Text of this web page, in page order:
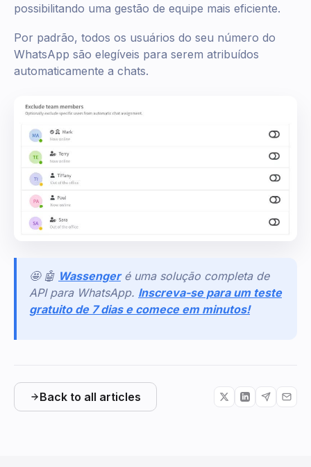
possibilitando uma gestão de equipe mais eficiente.
Por padrão, todos os usuários do seu número do
WhatsApp são elegíveis para serem atribuídos
automaticamente a chats.
🤩 🤖 Wassenger é uma solução completa de
API para WhatsApp. Inscreva-se para um teste
gratuito de 7 dias e comece em minutos!
Back to all articles